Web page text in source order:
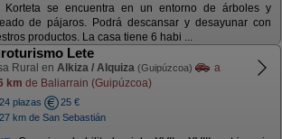
Korteta se encuentra en un entorno de árboles y
de pájaros. Podrá descansar y desayunar con
productos. La casa tiene 6 habi ...
Lete
Rural en Alkiza / Alquiza (Guipúzcoa)
a
km de Baliarrain (Guipúzcoa)
24 plazas
25 €
27 km de San Sebastián